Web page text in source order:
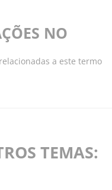
NO
a este termo
TEMAS: